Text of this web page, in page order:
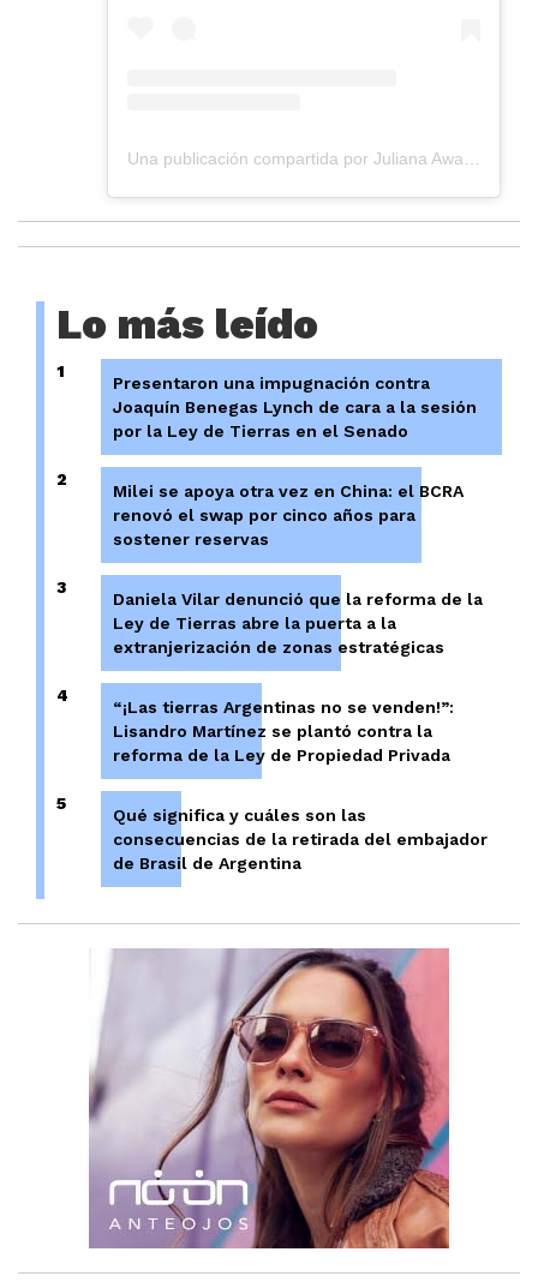
Una publicación compartida por Juliana Awada (@juliana.awada)
Lo más leído
1
Presentaron una impugnación contra
Joaquín Benegas Lynch de cara a la sesión
por la Ley de Tierras en el Senado
2
Milei se apoya otra vez en China: el BCRA
renovó el swap por cinco años para
sostener reservas
3
Daniela Vilar denunció que la reforma de la
Ley de Tierras abre la puerta a la
extranjerización de zonas estratégicas
4
“¡Las tierras Argentinas no se venden!”:
Lisandro Martínez se plantó contra la
reforma de la Ley de Propiedad Privada
5
Qué significa y cuáles son las
consecuencias de la retirada del embajador
de Brasil de Argentina